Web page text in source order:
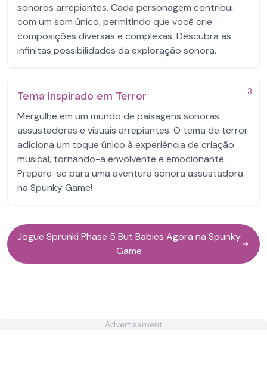
sonoros arrepiantes. Cada personagem contribui
com um som único, permitindo que você crie
composições diversas e complexas. Descubra as
infinitas possibilidades da exploração sonora.
3
Tema Inspirado em Terror
Mergulhe em um mundo de paisagens sonoras
assustadoras e visuais arrepiantes. O tema de terror
adiciona um toque único à experiência de criação
musical, tornando-a envolvente e emocionante.
Prepare-se para uma aventura sonora assustadora
na Spunky Game!
Jogue Sprunki Phase 5 But Babies Agora na Spunky
Game
Advertisement